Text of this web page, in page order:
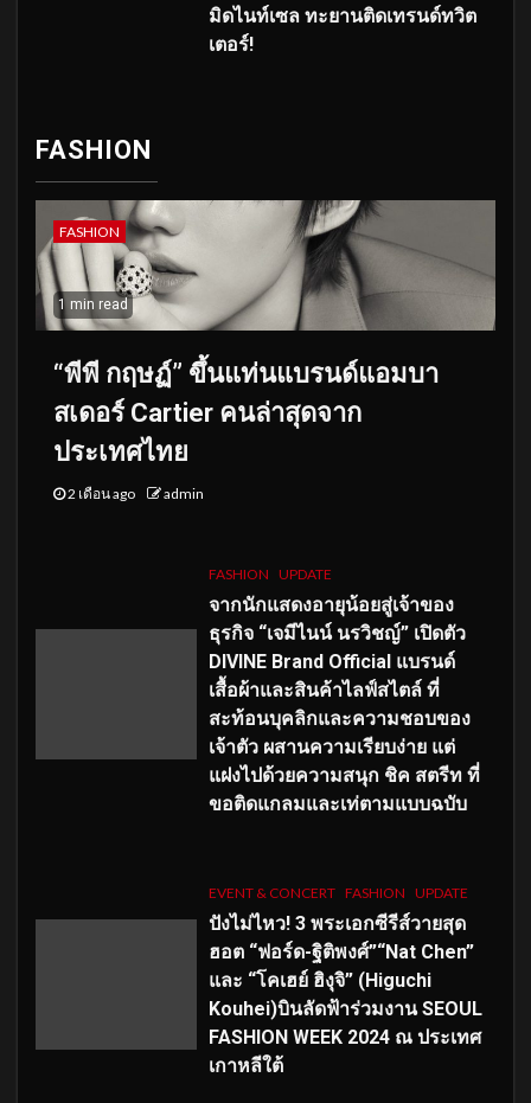
มิดไนท์เซล ทะยานติดเทรนด์ทวิต
เตอร์!
FASHION
FASHION
1 min read
“พีพี กฤษฏ์” ขึ้นแท่นแบรนด์แอมบา
สเดอร์ Cartier คนล่าสุดจาก
ประเทศไทย
2 เดือน ago admin
FASHION UPDATE
จากนักแสดงอายุน้อยสู่เจ้าของ
ธุรกิจ “เจมีไนน์ นรวิชญ์” เปิดตัว
DIVINE Brand Official แบรนด์
เสื้อผ้าและสินค้าไลฟ์สไตล์ ที่
สะท้อนบุคลิกและความชอบของ
เจ้าตัว ผสานความเรียบง่าย แต่
แฝงไปด้วยความสนุก ชิค สตรีท ที่
ขอติดแกลมและเท่ตามแบบฉบับ
EVENT & CONCERT FASHION UPDATE
ปังไม่ไหว! 3 พระเอกซีรีส์วายสุด
ฮอต “ฟอร์ด-ฐิติพงศ์”“Nat Chen”
และ “โคเฮย์ ฮิงุจิ” (Higuchi
Kouhei)บินลัดฟ้าร่วมงาน SEOUL
FASHION WEEK 2024 ณ ประเทศ
เกาหลีใต้